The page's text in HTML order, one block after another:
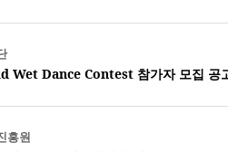
Wet Dance Contest 참가자 모집 공
흥원